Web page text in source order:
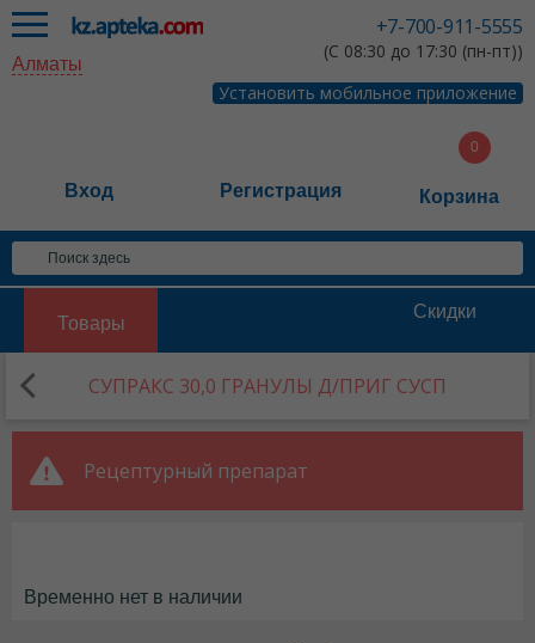
+7-700-911-5555
(С 08:30 до 17:30 (пн-пт))
Установить мобильное приложение
Алматы
Вход Регистрация Корзина
Товары
Скидки
СУПРАКС 30,0 ГРАНУЛЫ Д/ПРИГ СУСП
Рецептурный препарат
Временно нет в наличии